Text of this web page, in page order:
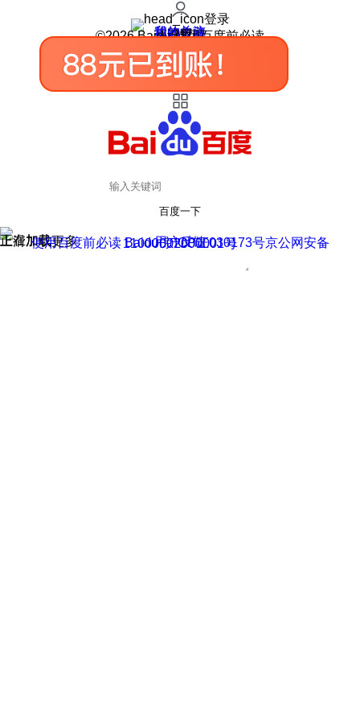
登录
我的关注
我的收藏
皮肤中心
用户反馈
设置
©2026 Baidu 使用百度前必读
百度一下
正在加载
上滑加载更多 用户反馈
使用百度前必读 Baidu 京ICP证030173号
京公网安备11000002000001号